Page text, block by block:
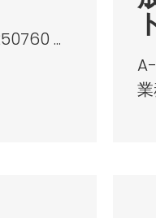
...
業